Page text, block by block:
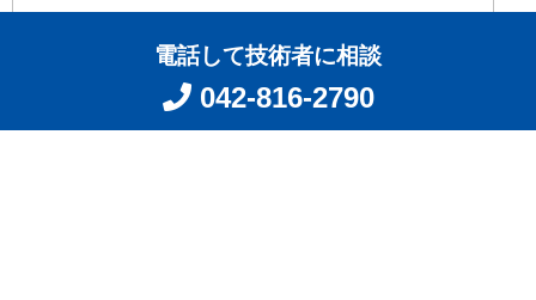
電話して技術者に相談
042-816-2790